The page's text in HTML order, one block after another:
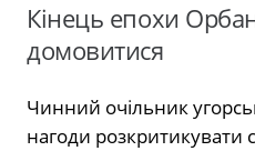
Кінець епохи
домовитися
Чинний очільник
нагоди розкритикувати